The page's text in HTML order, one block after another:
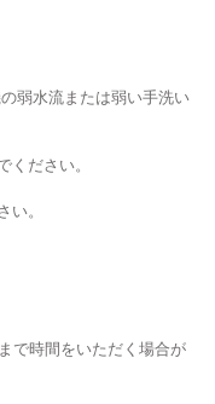
弱水流または弱い手洗い
ください。
い。
で時間をいただく場合が